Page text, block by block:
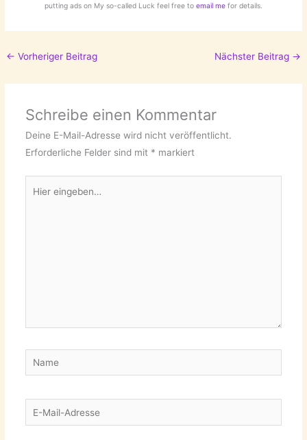
putting ads on My so-called Luck feel free to email me for details.
← Vorheriger Beitrag Nächster Beitrag →
Schreibe einen Kommentar
Deine E-Mail-Adresse wird nicht veröffentlicht.
Erforderliche Felder sind mit * markiert
eingeben…
Name
E-
Mail-